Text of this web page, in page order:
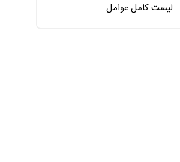
لیست کامل عوامل